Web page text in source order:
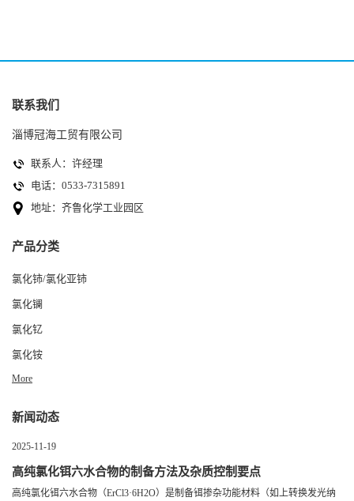
联系我们
淄博冠海工贸有限公司
联系人：许经理
电话：0533-7315891
地址：齐鲁化学工业园区
产品分类
氯化铈/氯化亚铈
氯化镧
氯化钇
氯化铵
More
新闻动态
2025-11-19
高纯氯化铒六水合物的制备方法及杂质控制要点
高纯氯化铒六水合物（ErCl3·6H2O）是制备铒掺杂功能材料（如上转换发光纳